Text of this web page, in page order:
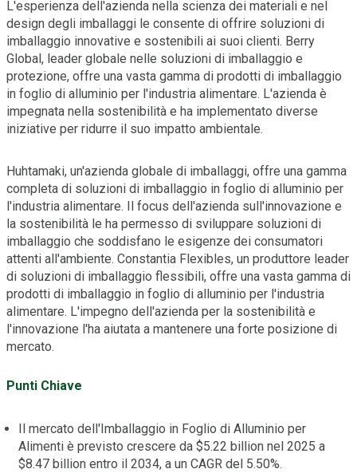
L'esperienza dell'azienda nella scienza dei materiali e nel
design degli imballaggi le consente di offrire soluzioni di
imballaggio innovative e sostenibili ai suoi clienti. Berry
Global, leader globale nelle soluzioni di imballaggio e
protezione, offre una vasta gamma di prodotti di imballaggio
in foglio di alluminio per l'industria alimentare. L'azienda è
impegnata nella sostenibilità e ha implementato diverse
iniziative per ridurre il suo impatto ambientale.
Huhtamaki, un'azienda globale di imballaggi, offre una gamma
completa di soluzioni di imballaggio in foglio di alluminio per
l'industria alimentare. Il focus dell'azienda sull'innovazione e
la sostenibilità le ha permesso di sviluppare soluzioni di
imballaggio che soddisfano le esigenze dei consumatori
attenti all'ambiente. Constantia Flexibles, un produttore leader
di soluzioni di imballaggio flessibili, offre una vasta gamma di
prodotti di imballaggio in foglio di alluminio per l'industria
alimentare. L'impegno dell'azienda per la sostenibilità e
l'innovazione l'ha aiutata a mantenere una forte posizione di
mercato.
Punti Chiave
Il mercato dell'Imballaggio in Foglio di Alluminio per
Alimenti è previsto crescere da $5.22 billion nel 2025 a
$8.47 billion entro il 2034, a un CAGR del 5.50%.